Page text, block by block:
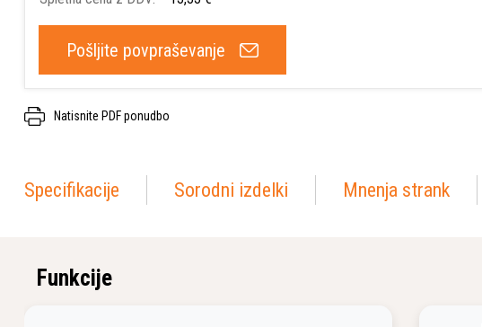
Pošljite povpraševanje
Natisnite PDF ponudbo
Specifikacije Sorodni izdelki Mnenja strank
Funkcije